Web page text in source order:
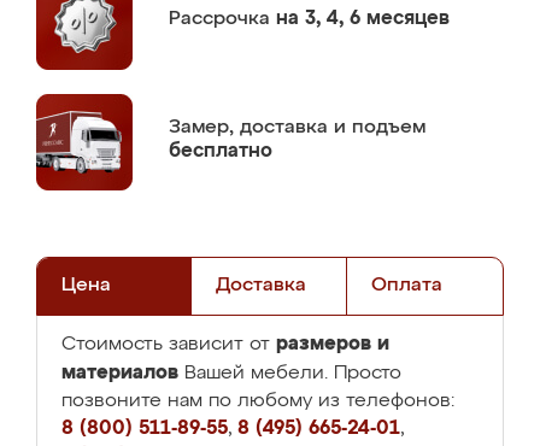
Рассрочка на 3, 4, 6 месяцев
Замер, доставка и подъем
бесплатно
Цена Доставка Оплата
Стоимость зависит от размеров и
материалов Вашей мебели. Просто
позвоните нам по любому из телефонов:
8 (800) 511-89-55, 8 (495) 665-24-01,